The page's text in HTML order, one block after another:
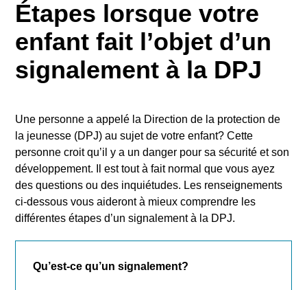
Étapes lorsque votre
enfant fait l’objet d’un
signalement à la DPJ
Une personne a appelé la Direction de la protection de
la jeunesse (DPJ) au sujet de votre enfant? Cette
personne croit qu’il y a un danger pour sa sécurité et son
développement. Il est tout à fait normal que vous ayez
des questions ou des inquiétudes. Les renseignements
ci-dessous vous aideront à mieux comprendre les
différentes étapes d’un signalement à la DPJ.
Qu’est-ce qu’un signalement?